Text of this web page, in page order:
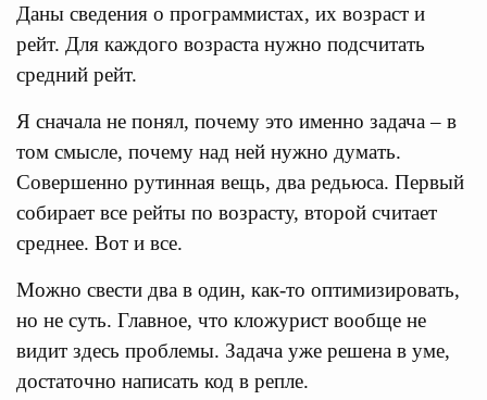
Даны сведения о программистах, их возраст и
рейт. Для каждого возраста нужно подсчитать
средний рейт.
Я сначала не понял, почему это именно задача – в
том смысле, почему над ней нужно думать.
Совершенно рутинная вещь, два редьюса. Первый
собирает все рейты по возрасту, второй считает
среднее. Вот и все.
Можно свести два в один, как-то оптимизировать,
но не суть. Главное, что кложурист вообще не
видит здесь проблемы. Задача уже решена в уме,
достаточно написать код в репле.